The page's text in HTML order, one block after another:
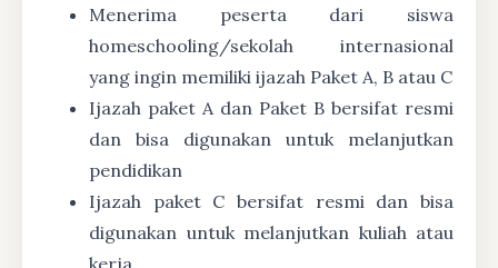
Menerima peserta dari siswa
homeschooling/sekolah internasional
yang ingin memiliki ijazah Paket A, B atau C
Ijazah paket A dan Paket B bersifat resmi
dan bisa digunakan untuk melanjutkan
pendidikan
Ijazah paket C bersifat resmi dan bisa
digunakan untuk melanjutkan kuliah atau
kerja